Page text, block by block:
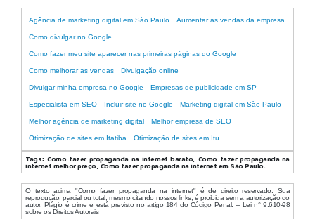
Agência de marketing digital em São Paulo Aumentar as vendas da empresa
Como divulgar no Google
Como fazer meu site aparecer nas primeiras páginas do Google
Como melhorar as vendas Divulgação online
Divulgar minha empresa no Google Empresas de publicidade em SP
Especialista em SEO Incluir site no Google Marketing digital em São Paulo
Melhor agência de marketing digital Melhor empresa de SEO
Otimização de sites em Itatiba Otimização de sites em Itu
Tags: Como fazer propaganda na internet barato, Como fazer propaganda na
internet melhor preço, Como fazer propaganda na internet em São Paulo.
O texto acima "Como fazer propaganda na internet" é de direito reservado. Sua
reprodução, parcial ou total, mesmo citando nossos links, é proibida sem a autorização do
autor. Plágio é crime e está previsto no artigo 184 do Código Penal. – Lei n° 9.610-98
sobre os Direitos Autorais